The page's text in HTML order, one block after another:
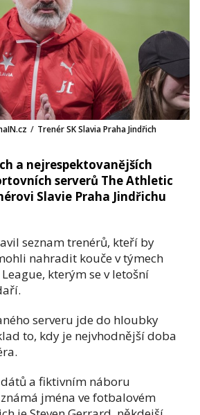
/ Trenér SK Slavia Praha Jindřich
a nejrespektovanějších
serverů The Athletic
Slavie Praha Jindřichu
seznam trenérů, kteří by
nahradit kouče v týmech
kterým se v letošní
serveru jde do hloubky
to, kdy je nejvhodnější doba
a fiktivním náboru
jména ve fotbalovém